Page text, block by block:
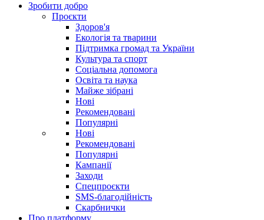
Зробити добро
Проєкти
Здоров'я
Екологія та тварини
Підтримка громад та України
Культура та спорт
Соціальна допомога
Освіта та наука
Майже зібрані
Нові
Рекомендовані
Популярні
Нові
Рекомендовані
Популярні
Кампанії
Заходи
Спецпроєкти
SMS-благодійність
Скарбнички
Про платформу